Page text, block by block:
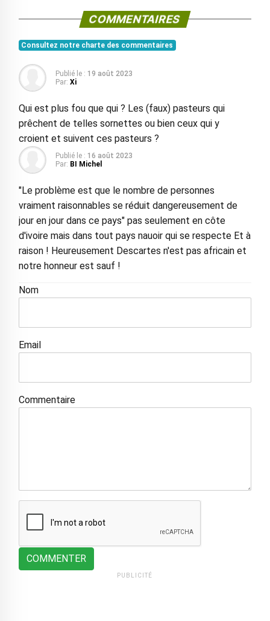
COMMENTAIRES
Consultez notre charte des commentaires
Publié le : 19 août 2023
Par: Xi
Qui est plus fou que qui ? Les (faux) pasteurs qui
prêchent de telles sornettes ou bien ceux qui y
croient et suivent ces pasteurs ?
Publié le : 16 août 2023
Par: BI Michel
"Le problème est que le nombre de personnes
vraiment raisonnables se réduit dangereusement de
jour en jour dans ce pays" pas seulement en côte
d'ivoire mais dans tout pays nauoir qui se respecte Et à
raison ! Heureusement Descartes n'est pas africain et
notre honneur est sauf !
Nom
Email
Commentaire
COMMENTER
PUBLICITÉ